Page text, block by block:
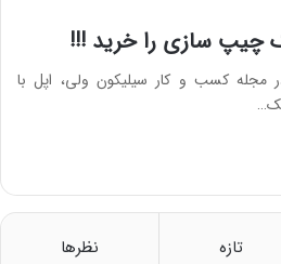
چیپ سازی را خرید !!!
مجله کسب و کار سیلیکون ولی، اپل با
تازه نظرها